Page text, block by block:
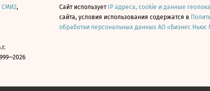
СМИ2,
Сайт использует IP адреса, cookie и данные
сайта, условия использования содержатся в
обработки персональных данных АО «Бизнес Ньюс